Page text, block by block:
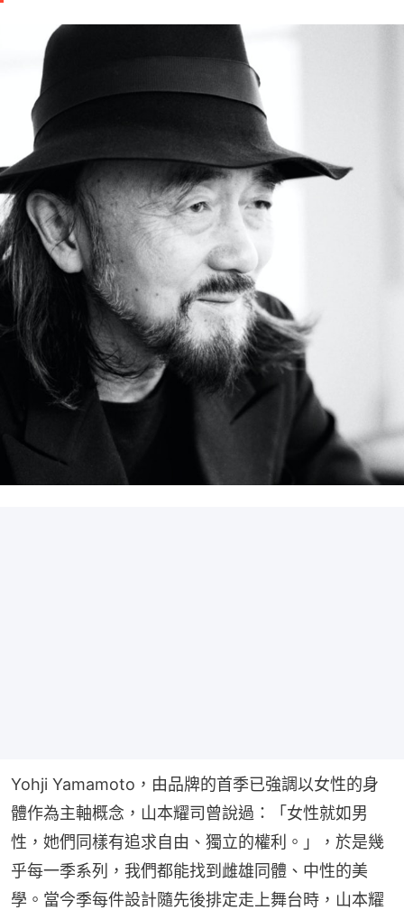
Yohji Yamamoto，由品牌的首季已強調以女性的身
體作為主軸概念，山本耀司曾說過：「女性就如男
性，她們同樣有追求自由、獨立的權利。」，於是幾
乎每一季系列，我們都能找到雌雄同體、中性的美
學。當今季每件設計隨先後排定走上舞台時，山本耀